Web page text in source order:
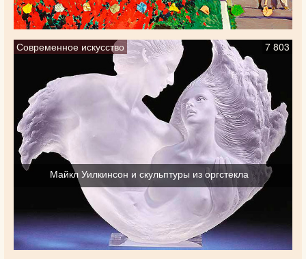
Современное искусство 7 803
Майкл Уилкинсон и скульптуры из оргстекла